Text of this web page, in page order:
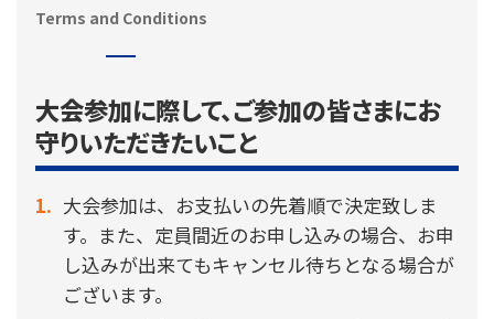
Terms and Conditions
大会参加に際して、ご参加の皆さまにお
守りいただきたいこと
大会参加は、お支払いの先着順で決定致しま
す。また、定員間近のお申し込みの場合、お申
し込みが出来てもキャンセル待ちとなる場合が
ございます。